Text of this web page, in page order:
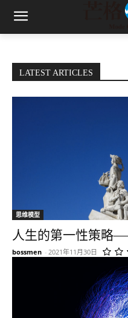
LATEST ARTICLES
思维模型
人生的第一性策略
bossmen - 2021年11月30日